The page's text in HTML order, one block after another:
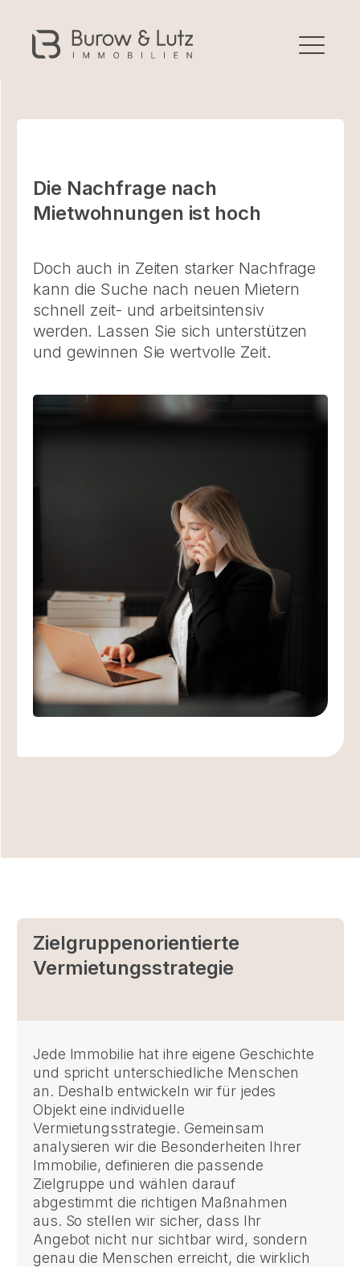
Die Nachfrage nach
Mietwohnungen ist hoch
Doch auch in Zeiten starker Nachfrage
kann die Suche nach neuen Mietern
schnell zeit- und arbeitsintensiv
werden. Lassen Sie sich unterstützen
und gewinnen Sie wertvolle Zeit.
Zielgruppenorientierte
Vermietungsstrategie
Jede Immobilie hat ihre eigene Geschichte
und spricht unterschiedliche Menschen
an. Deshalb entwickeln wir für jedes
Objekt eine individuelle
Vermietungsstrategie. Gemeinsam
analysieren wir die Besonderheiten Ihrer
Immobilie, definieren die passende
Zielgruppe und wählen darauf
abgestimmt die richtigen Maßnahmen
aus. So stellen wir sicher, dass Ihr
Angebot nicht nur sichtbar wird, sondern
genau die Menschen erreicht, die wirklich